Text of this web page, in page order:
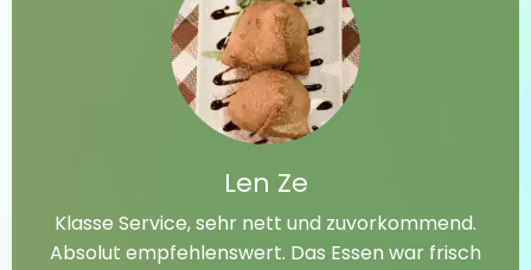
Len Ze
Klasse Service, sehr nett und zuvorkommend.
Absolut empfehlenswert. Das Essen war frisch